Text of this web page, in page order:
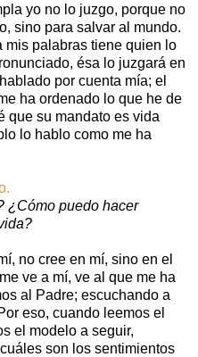
yo no lo juzgo, porque no
sino para salvar al mundo.
mis palabras tiene quien lo
ésa lo juzgará en
por cuenta mía; el
ha ordenado lo que he de
que su mandato es vida
lo hablo como me ha
¿Cómo puedo hacer
no cree en mí, sino en el
ve a mí, ve al que me ha
al Padre; escuchando a
eso, cuando leemos el
el modelo a seguir,
son los sentimientos